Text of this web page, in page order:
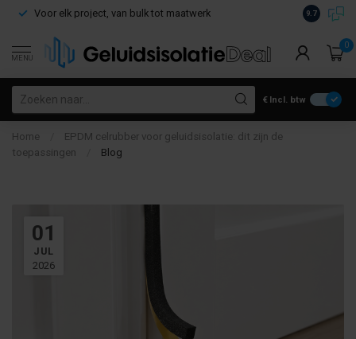
Voor elk project, van bulk tot maatwerk Gratis
9.7
MENU
0
€ Incl. btw
Home
EPDM celrubber voor geluidsisolatie: dit zijn de
toepassingen
Blog
01
JUL
2026